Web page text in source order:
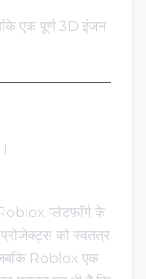
एक पूर्ण 3D इंजन
प्लेटफ़ॉर्म के
को स्वतंत्र
जबकि Roblox एक